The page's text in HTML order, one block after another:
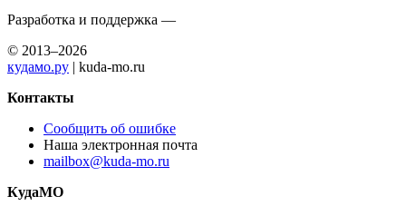
Разработка и поддержка —
© 2013–2026
кудамо.ру | kuda-mo.ru
Контакты
Сообщить об ошибке
Наша электронная почта
mailbox@kuda-mo.ru
КудаМО